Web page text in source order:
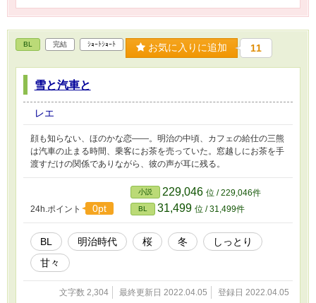
BL 完結 ｼｮｰﾄｼｮｰﾄ お気に入りに追加 11
雪と汽車と
レエ
顔も知らない、ほのかな恋――。明治の中頃、カフェの給仕の三熊
は汽車の止まる時間、乗客にお茶を売っていた。窓越しにお茶を手
渡すだけの関係でありながら、彼の声が耳に残る。
24h.ポイント 0pt
小説 229,046 位 / 229,046件
BL 31,499 位 / 31,499件
BL 明治時代 桜 冬
しっとり
甘々
文字数 2,304 最終更新日 2022.04.05 登録日 2022.04.05